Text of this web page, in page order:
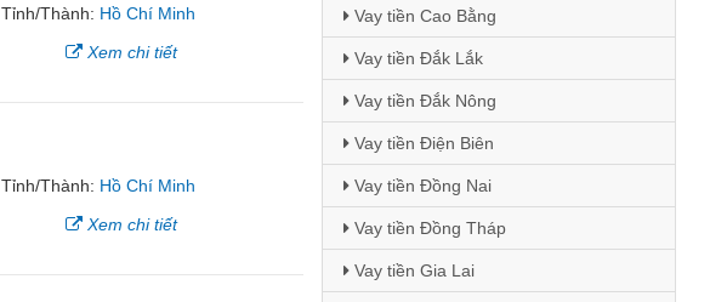
Tỉnh/Thành: Hồ Chí Minh
Xem chi tiết
Tỉnh/Thành: Hồ Chí Minh
Xem chi tiết
Vay tiền Cao Bằng
Vay tiền Đắk Lắk
Vay tiền Đắk Nông
Vay tiền Điện Biên
Vay tiền Đồng Nai
Vay tiền Đồng Tháp
Vay tiền Gia Lai